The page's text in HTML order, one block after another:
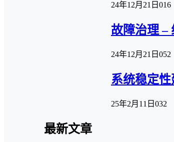
24年12月21日 016
故障治理 –
24年12月21日 052
系统稳定
25年2月11日 032
最新文章